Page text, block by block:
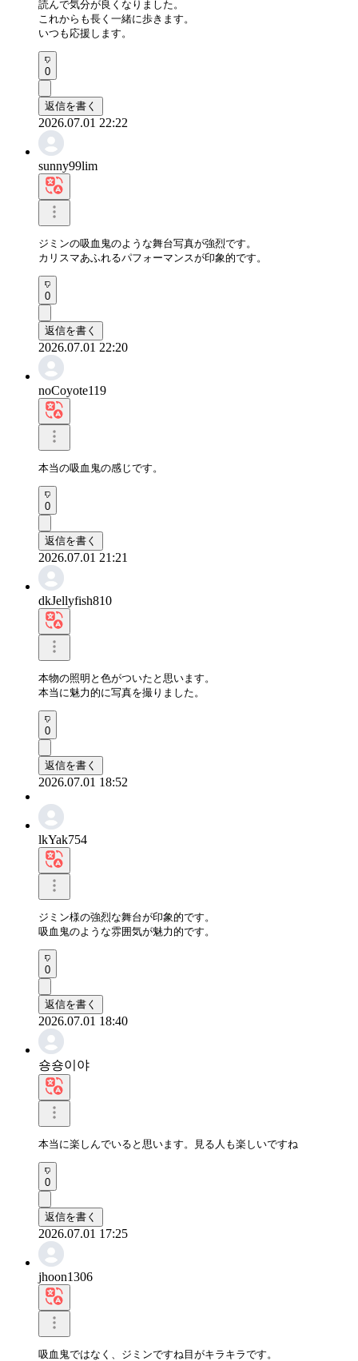
読んで気分が良くなりました。
これからも長く一緒に歩きます。
いつも応援します。
0
返信を書く
2026.07.01 22:22
sunny99lim
ジミンの吸血鬼のような舞台写真が強烈です。
カリスマあふれるパフォーマンスが印象的です。
0
返信を書く
2026.07.01 22:20
noCoyote119
本当の吸血鬼の感じです。
0
返信を書く
2026.07.01 21:21
dkJellyfish810
本物の照明と色がついたと思います。
本当に魅力的に写真を撮りました。
0
返信を書く
2026.07.01 18:52
lkYak754
ジミン様の強烈な舞台が印象的です。
吸血鬼のような雰囲気が魅力的です。
0
返信を書く
2026.07.01 18:40
숑숑이야
本当に楽しんでいると思います。見る人も楽しいですね
0
返信を書く
2026.07.01 17:25
jhoon1306
吸血鬼ではなく、ジミンですね目がキラキラです。